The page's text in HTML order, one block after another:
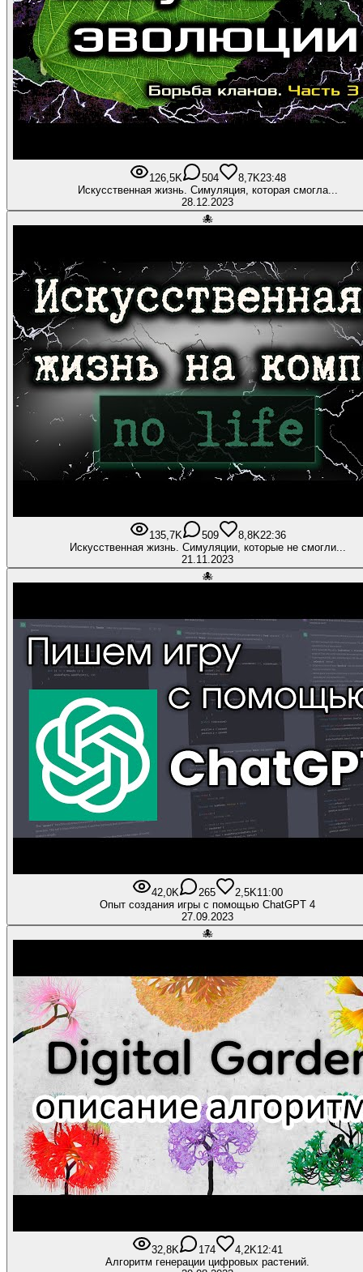
126,5K 504 8,7K23:48
Искусственная жизнь. Симуляция, которая смогла...
28.12.2023
🐙
135,7K 509 8,8K22:36
Искусственная жизнь. Симуляции, которые не смогли...
21.11.2023
🐙
42,0K 265 2,5K11:00
Опыт создания игры с помощью ChatGPT 4
27.09.2023
🐙
32,8K 174 4,2K12:41
Алгоритм генерации цифровых растений.